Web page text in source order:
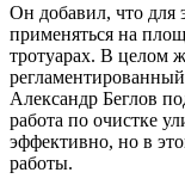
Он добавил, что для
применяться на
тротуарах. В целом
Александр Беглов
работа по очистке
эффективно, но в
работы.